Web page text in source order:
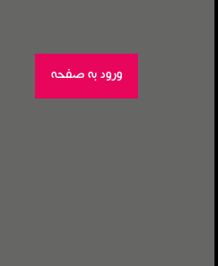
ورود به صفحه